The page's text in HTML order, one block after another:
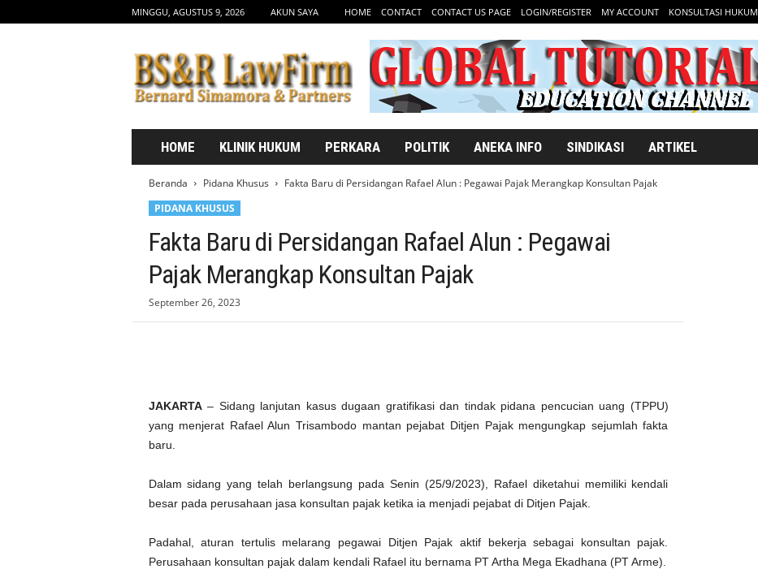
MINGGU, AGUSTUS 9, 2026 AKUN SAYA HOME CONTACT CONTACT US PAGE LOGIN/REGISTER MY ACCOUNT KONSULTASI HUKUM
s
HOME KLINIK HUKUM PERKARA POLITIK ANEKA INFO SINDIKASI ARTIKEL
Beranda Pidana Khusus
Fakta Baru di Persidangan Rafael Alun : Pegawai Pajak Merangkap Konsultan Pajak
PIDANA KHUSUS
Fakta Baru di Persidangan Rafael Alun : Pegawai
Pajak Merangkap Konsultan Pajak
September 26, 2023
JAKARTA– Sidang lanjutan kasus dugaan gratifikasi dan tindak pidana pencucian uang (TPPU)
yang menjerat Rafael Alun Trisambodo mantan pejabat Ditjen Pajak mengungkap sejumlah fakta
baru.
Dalam sidang yang telah berlangsung pada Senin (25/9/2023), Rafael diketahui memiliki kendali
besar pada perusahaan jasa konsultan pajak ketika ia menjadi pejabat di Ditjen Pajak.
Padahal, aturan tertulis melarang pegawai Ditjen Pajak aktif bekerja sebagai konsultan pajak.
Perusahaan konsultan pajak dalam kendali Rafael itu bernama PT Artha Mega Ekadhana (PT Arme).